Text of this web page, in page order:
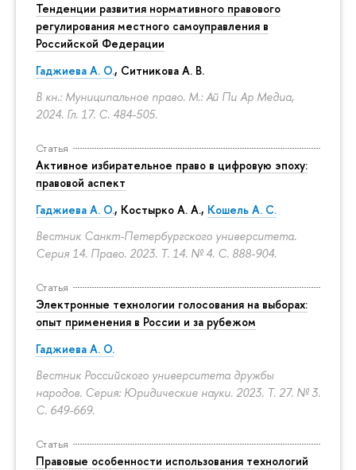
Тенденции развития нормативного правового
регулирования местного самоуправления в
Российской Федерации
Гаджиева А. О., Ситникова А. В.
В кн.: Муниципальное право. М.: Ай Пи Ар Медиа,
2024. Гл. 17. С. 484-505.
Статья
Активное избирательное право в цифровую эпоху:
правовой аспект
Гаджиева А. О., Костырко А. А., Кошель А. С.
Вестник Санкт-Петербургского университета.
Серия 14. Право. 2023. Т. 14. № 4. С. 888-904.
Статья
Электронные технологии голосования на выборах:
опыт применения в России и за рубежом
Гаджиева А. О.
Вестник Российского университета дружбы
народов. Серия: Юридические науки. 2023. Т. 27. № 3.
С. 649-669.
Статья
Правовые особенности использования технологий